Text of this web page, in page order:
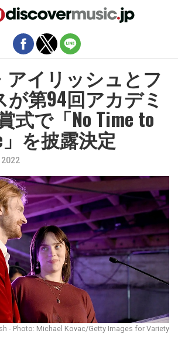
アイリッシュとフ
が第94回アカデミ
式で「No Time to
」を披露決定
2022
- Photo: Michael Kovac/Getty Images for Variety
イルバージョンを終了